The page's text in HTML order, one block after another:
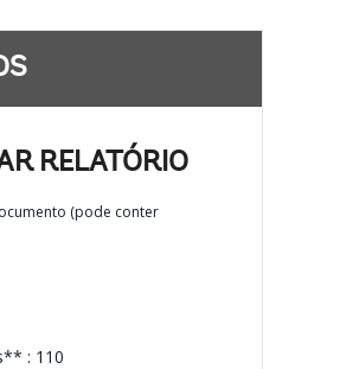
RELATÓRIO
(pode conter
: 110